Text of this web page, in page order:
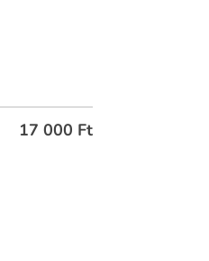
17 000 Ft